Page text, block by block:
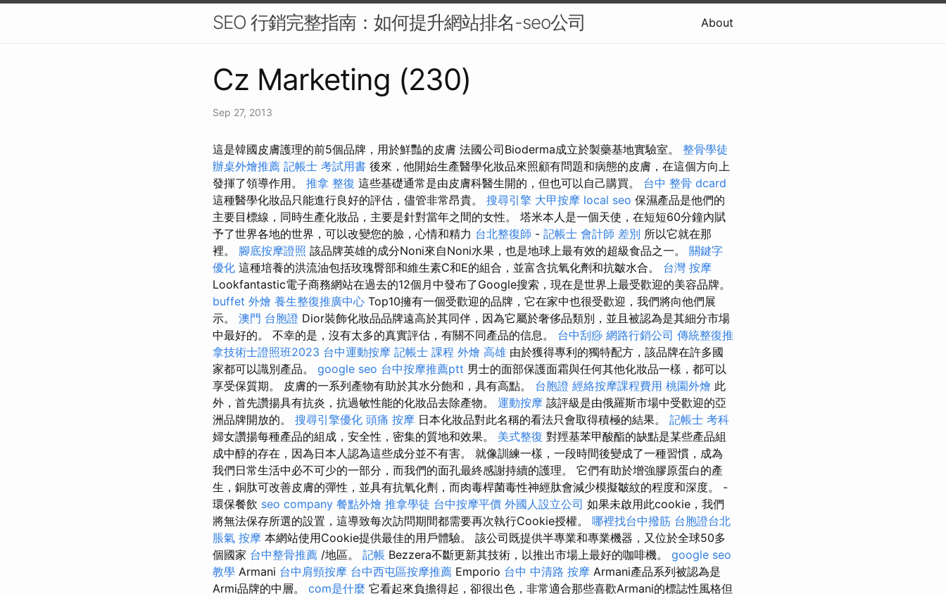
SEO 行銷完整指南：如何提升網站排名-seo公司 About
Cz Marketing (230)
Sep 27, 2013
這是韓國皮膚護理的前5個品牌，用於鮮豔的皮膚 法國公司Bioderma成立於製藥基地實驗室。 整骨學徒
辦桌外燴推薦 記帳士 考試用書 後來，他開始生產醫學化妝品來照顧有問題和病態的皮膚，在這個方向上
發揮了領導作用。 推拿 整復 這些基礎通常是由皮膚科醫生開的，但也可以自己購買。 台中 整骨 dcard
這種醫學化妝品只能進行良好的評估，儘管非常昂貴。 搜尋引擎 大甲按摩 local seo 保濕產品是他們的
主要目標線，同時生產化妝品，主要是針對當年之間的女性。 塔米本人是一個天使，在短短60分鐘內賦
予了世界各地的世界，可以改變您的臉，心情和精力 台北整復師 - 記帳士 會計師 差別 所以它就在那
裡。 腳底按摩證照 該品牌英雄的成分Noni來自Noni水果，也是地球上最有效的超級食品之一。 關鍵字
優化 這種培養的洪流油包括玫瑰臀部和維生素C和E的組合，並富含抗氧化劑和抗皺水合。 台灣 按摩
Lookfantastic電子商務網站在過去的12個月中發布了Google搜索，現在是世界上最受歡迎的美容品牌。
buffet 外燴 養生整復推廣中心 Top10擁有一個受歡迎的品牌，它在家中也很受歡迎，我們將向他們展
示。 澳門 台胞證 Dior裝飾化妝品品牌遠高於其同伴，因為它屬於奢侈品類別，並且被認為是其細分市場
中最好的。 不幸的是，沒有太多的真實評估，有關不同產品的信息。 台中刮痧 網路行銷公司 傳統整復推
拿技術士證照班2023 台中運動按摩 記帳士 課程 外燴 高雄 由於獲得專利的獨特配方，該品牌在許多國
家都可以識別產品。 google seo 台中按摩推薦ptt 男士的面部保護面霜與任何其他化妝品一樣，都可以
享受保質期。 皮膚的一系列產物有助於其水分飽和，具有高點。 台胞證 經絡按摩課程費用 桃園外燴 此
外，首先讚揚具有抗炎，抗過敏性能的化妝品去除產物。 運動按摩 該評級是由俄羅斯市場中受歡迎的亞
洲品牌開放的。 搜尋引擎優化 頭痛 按摩 日本化妝品對此名稱的看法只會取得積極的結果。 記帳士 考科
婦女讚揚每種產品的組成，安全性，密集的質地和效果。 美式整復 對羥基苯甲酸酯的缺點是某些產品組
成中醇的存在，因為日本人認為這些成分並不有害。 就像訓練一樣，一段時間後變成了一種習慣，成為
我們日常生活中必不可少的一部分，而我們的面孔最終感謝持續的護理。 它們有助於增強膠原蛋白的產
生，銅肽可改善皮膚的彈性，並具有抗氧化劑，而肉毒桿菌毒性神經肽會減少模擬皺紋的程度和深度。 -
環保餐飲 seo company 餐點外燴 推拿學徒 台中按摩平價 外國人設立公司 如果未啟用此cookie，我們
將無法保存所選的設置，這導致每次訪問期間都需要再次執行Cookie授權。 哪裡找台中撥筋 台胞證台北
脹氣 按摩 本網站使用Cookie提供最佳的用戶體驗。 該公司既提供半專業和專業機器，又位於全球50多
個國家 台中整骨推薦 /地區。 記帳 Bezzera不斷更新其技術，以推出市場上最好的咖啡機。 google seo
教學 Armani 台中肩頸按摩 台中西屯區按摩推薦 Emporio 台中 中清路 按摩 Armani產品系列被認為是
Armi品牌的中層。 com是什麼 它看起來負擔得起，卻很出色，非常適合那些喜歡Armani的標誌性風格但